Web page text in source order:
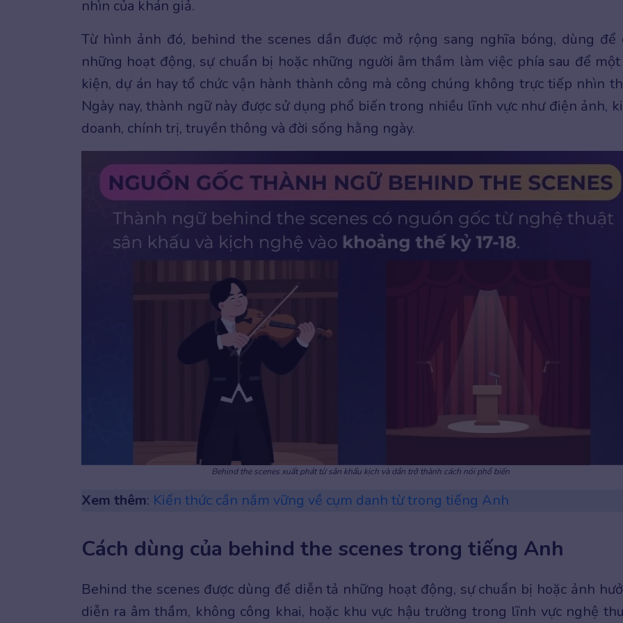
nhìn của khán giả.
Từ hình ảnh đó, behind the scenes dần được mở rộng sang nghĩa bóng, dùng để
những hoạt động, sự chuẩn bị hoặc những người âm thầm làm việc phía sau để
kiện, dự án hay tổ chức vận hành thành công mà công chúng không trực tiếp nhìn
Ngày nay, thành ngữ này được sử dụng phổ biến trong nhiều lĩnh vực như điện ảnh,
doanh, chính trị, truyền thông và đời sống hằng ngày.
Behind the scenes xuất phát từ sân khấu kịch và dần trở thành cách nói phổ biến
Xem thêm: Kiến thức cần nắm vững về cụm danh từ trong tiếng Anh
Cách dùng của behind the scenes trong tiếng Anh
Behind the scenes được dùng để diễn tả những hoạt động, sự chuẩn bị hoặc ảnh
diễn ra âm thầm, không công khai, hoặc khu vực hậu trường trong lĩnh vực nghệ